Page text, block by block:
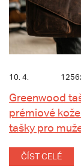
10. 4.
Greenwood
prémiové
tašky pro
ČÍST CELÉ